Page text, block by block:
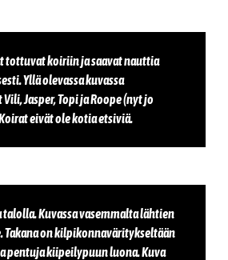
tottuvat koiriin ja saavat nauttia
Yllä olevassa kuvassa
Jasper, Topi ja Roope (nyt jo
eivät ole kotia etsiviä.
talolla. Kuvassa vasemmalta lähtien
Takana on kilpikonnaväritykseltään
pentuja kiipeilypuun luona. Kuva